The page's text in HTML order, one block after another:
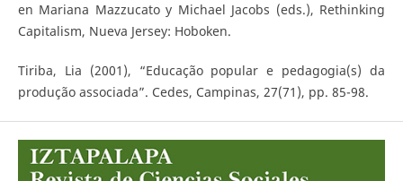
en Mariana Mazzucato y Michael Jacobs (eds.), Rethinking
Capitalism, Nueva Jersey: Hoboken.
Tiriba, Lia (2001), “Educação popular e pedagogia(s) da
produção associada”. Cedes, Campinas, 27(71), pp. 85-98.